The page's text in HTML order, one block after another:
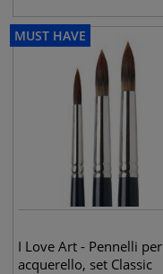
MUST HAVE
I Love Art - Pennelli per
acquerello, set Classic